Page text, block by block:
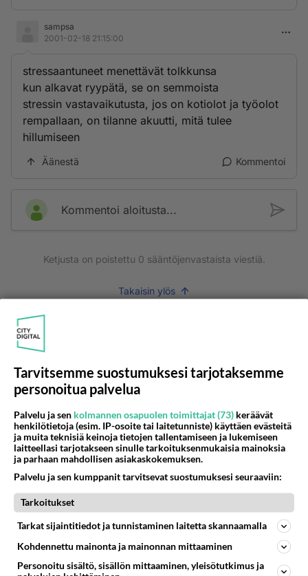
sampsa
2001-02-18 21:15:00
stressaantuneet menettävät tolkkunsa
kun alkavat ryypätä, se on semmoista
stressin vastavaikutusta, jos on kotiolot ja työolot
rempallaan, on tilanne akuutti, mitä tulee
hillumiseen
Äänestä Kommentoi
Kommentoi aloitusta...
Ketjusta on poistettu 0 sääntöjenvastaista viestiä.
Takaisin ylös
LUETUIMMAT KESKUSTELUT
PÄIVÄ
Martinan bisneksillä ei mene hyvin
Kotimaiset julkkisjuorut
303
Tiesitkö? Martina Aitolehden isäpuoli on tämä suosittu laulaja
Martina Aitolehti on seurattu julkisuuden henkilö. Lähipiiriin mahtuu muitakin tunnettuja henkilöitä. Tiesitkö, että Ma
05.08.2026 07:23
Kotimaiset julkkisjuorut
30
1077
Mitä töitä kaivattusi on tehnyt?
😅
05.08.2026 13:25
Ikävä
64
Voiko meidän välit
Koskaan parantua tästä?
72
881
Tarvitsemme suostumuksesi tarjotaksemme
personoitua palvelua
Palvelu ja sen kolmannen osapuolen toimittajat (73) keräävät
henkilötietoja (esim. IP-osoite tai laitetunniste) käyttäen evästeitä
ja muita teknisiä keinoja tietojen tallentamiseen ja lukemiseen
laitteellasi tarjotakseen sinulle tarkoituksenmukaisia mainoksia
ja parhaan mahdollisen asiakaskokemuksen.
Palvelu ja sen kumppanit tarvitsevat suostumuksesi seuraaviin:
Tarkoitukset
Tarkat sijaintitiedot ja tunnistaminen laitetta skannaamalla
Kohdennettu mainonta ja mainonnan mittaaminen
Personoitu sisältö, sisällön mittaaminen, yleisötutkimus ja